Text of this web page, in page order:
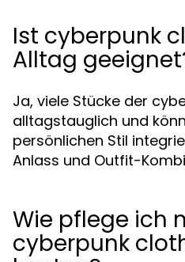
Ist cyberpunk
Alltag
Ja, viele Stücke der
alltagstauglich und
persönlichen Stil
Anlass und Outfit-
Wie pflege ich
cyberpunk